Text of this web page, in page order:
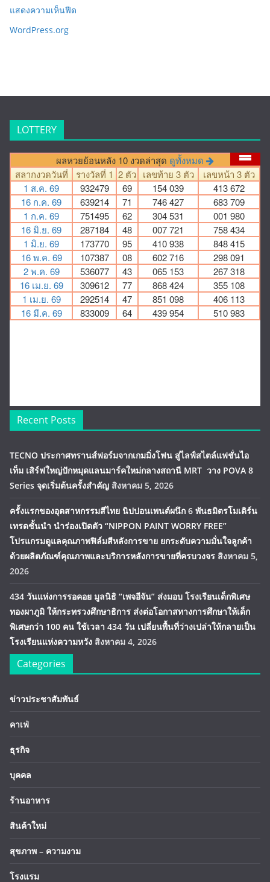
แสดงความเห็นฟีด
WordPress.org
LOTTERY
Recent Posts
TECNO ประกาศทรานส์ฟอร์มจากเกมมิ่งโฟน สู่ไลฟ์สไตล์แฟชั่นไอ
เท็ม เสิร์ฟใหญ่ปักหมุดแลนมาร์คใหม่กลางสถานี MRT วาง POVA 8
Series จุดเริ่มต้นครั้งสำคัญ สิงหาคม 5, 2026
ครั้งแรกของอุตสาหกรรมสีไทย นิปปอนเพนต์ผนึก 6 พันธมิตรโมเดิร์น
เทรดชั้นนำ นำร่องเปิดตัว “NIPPON PAINT WORRY FREE”
โปรแกรมดูแลคุณภาพฟิล์มสีหลังการขาย ยกระดับความมั่นใจลูกค้า
ด้วยผลิตภัณฑ์คุณภาพและบริการหลังการขายที่ครบวงจร สิงหาคม 5,
2026
434 วันแห่งการรอคอย มูลนิธิ “เพจอีจัน” ส่งมอบ โรงเรียนเด็กพิเศษ
ทองผาภูมิ ให้กระทรวงศึกษาธิการ ส่งต่อโอกาสทางการศึกษาให้เด็ก
พิเศษกว่า 100 คน ใช้เวลา 434 วัน เปลี่ยนพื้นที่ว่างเปล่าให้กลายเป็น
โรงเรียนแห่งความหวัง สิงหาคม 4, 2026
Categories
ข่าวประชาสัมพันธ์
คาเฟ่
ธุรกิจ
บุคคล
ร้านอาหาร
สินค้าใหม่
สุขภาพ – ความงาม
โรงแรม